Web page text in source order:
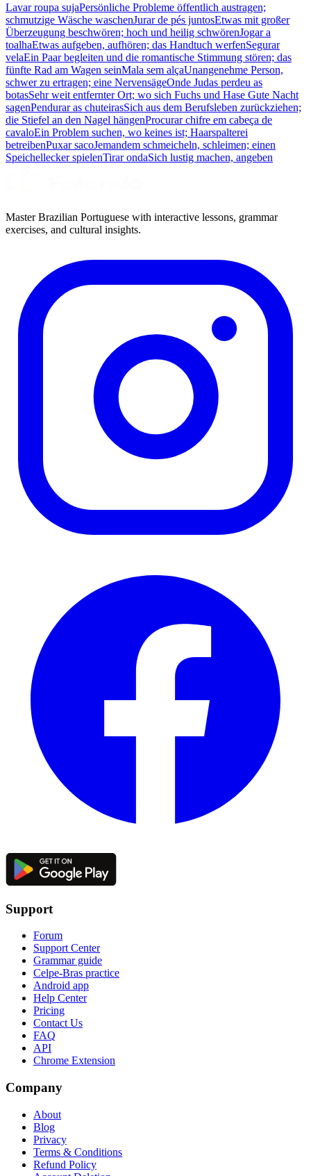
Lavar roupa sujaPersönliche Probleme öffentlich austragen;
schmutzige Wäsche waschenJurar de pés juntosEtwas mit großer
Überzeugung beschwören; hoch und heilig schwörenJogar a
toalhaEtwas aufgeben, aufhören; das Handtuch werfenSegurar
velaEin Paar begleiten und die romantische Stimmung stören; das
fünfte Rad am Wagen seinMala sem alçaUnangenehme Person,
schwer zu ertragen; eine NervensägeOnde Judas perdeu as
botasSehr weit entfernter Ort; wo sich Fuchs und Hase Gute Nacht
sagenPendurar as chuteirasSich aus dem Berufsleben zurückziehen;
die Stiefel an den Nagel hängenProcurar chifre em cabeça de
cavaloEin Problem suchen, wo keines ist; Haarspalterei
betreibenPuxar sacoJemandem schmeicheln, schleimen; einen
Speichellecker spielenTirar ondaSich lustig machen, angeben
Master Brazilian Portuguese with interactive lessons, grammar
exercises, and cultural insights.
Support
Forum
Support Center
Grammar guide
Celpe-Bras practice
Android app
Help Center
Pricing
Contact Us
FAQ
API
Chrome Extension
Company
About
Blog
Privacy
Terms & Conditions
Refund Policy